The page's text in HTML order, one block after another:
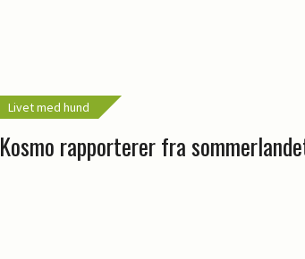
Livet med hund
Kosmo rapporterer fra